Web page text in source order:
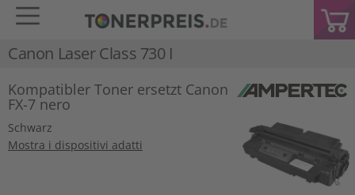
Canon Laser Class 730 I
Kompatibler Toner ersetzt Canon
FX-7 nero
Schwarz
Mostra i dispositivi adatti